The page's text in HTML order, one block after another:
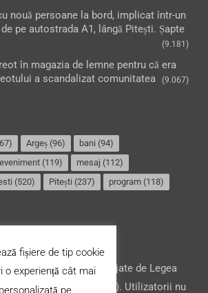
nouă persoane la bord, implicat într-un
pe autostrada A1, lângă Pitești. Șapte
(9.181)
în magazia de lemne pentru că era
a scandalizat comunitatea
(9.067)
Argeș (96) bani (94)
eveniment (119) mesaj (112)
(520) Pitești (237) program (118)
acestuia, sunt protejate de Legea
din România (nr. 8/1996). Utilizatorii nu
fișiere de tip cookie
o experiență cât mai
pe